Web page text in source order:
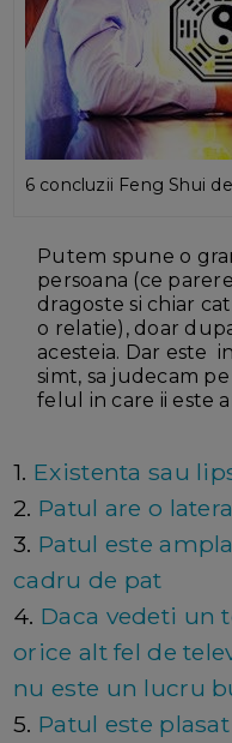
6 concluzii Feng Shui
Putem spune o
persoana (ce
dragoste si chiar
o relatie), doar
acesteia. Dar este
simt, sa judecam
felul in care ii este
1. Existenta sau
2. Patul are o
3. Patul este
cadru de pat
4. Daca vedeti un
orice alt fel de
nu este un lucru
5. Patul este